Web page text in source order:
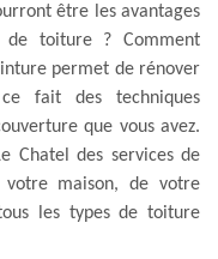
être les avantages
toiture ? Comment
permet de rénover
fait des techniques
que vous avez.
Chatel des services de
maison, de votre
les types de toiture